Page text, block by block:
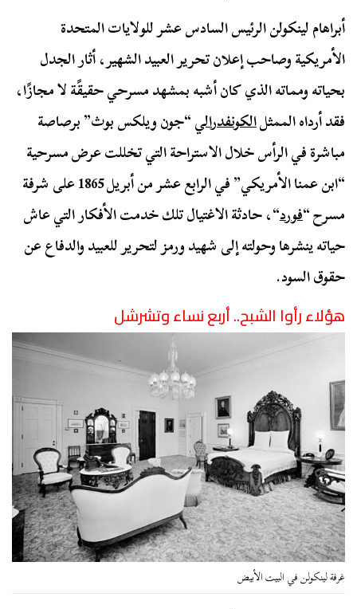
أبراهام لينكولن الرئيس السادس عشر للولايات المتحدة
الأمريكية وصاحب إعلان تحرير العبيد الشهير، أثار الجدل
بحياته ومماته الذي كان أشبه بمشهد مسرحي حقيقًة لا مجازًا،
فقد أرداه الممثلالكونفدرالي“جون ويلكس بوث” برصاصة
مباشرة في الرأس خلال الاستراحة التي تخللت عرض مسرحية
“ابن عمنا الأمريكي” في الرابع عشر من أبريل 1865 على شرفة
مسرح “فورد“، حادثة الاغتيال تلك خدمت الأفكار التي عاش
حياته ينشرها وحولته إلى شهيد ورمز لتحرير للعبيد والدفاع عن
حقوق السود.
هؤلاء رأوا الشبح.. أربع نساء وتشرشل
غرفة لينكولن في البيت الأبيض